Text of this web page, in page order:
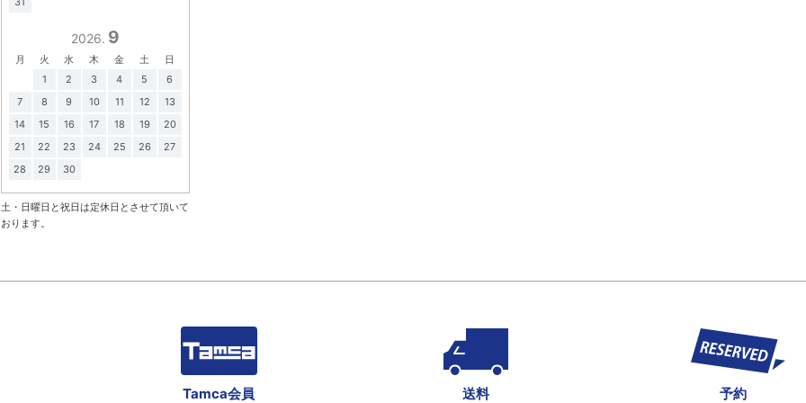
2026. 9
月 火 水 木 金 土
日
1
2 3 4 5
6
7
8 9 10 11 12
13
14
15 16 17 18 19
20
21
22 23 24 25 26
27
28
29 30
土・日曜日と祝日は定休日とさせて頂いて
おります。
Tamca会員 送料 予約